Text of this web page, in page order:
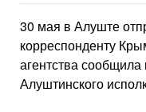
30 мая в Алуште
корреспонденту
агентства сообщила
Алуштинского